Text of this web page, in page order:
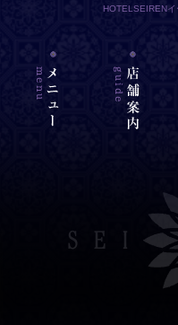
HOTELSEIRENイ